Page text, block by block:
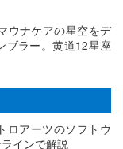
ウナケアの星空をデ
ブラー。黄道12星座
ロアーツのソフトウ
インで解説